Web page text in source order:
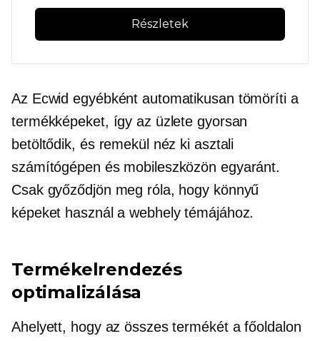
Részletek
Az Ecwid egyébként automatikusan tömöríti a
termékképeket, így az üzlete gyorsan
betöltődik, és remekül néz ki asztali
számítógépen és mobileszközön egyaránt.
Csak győződjön meg róla, hogy könnyű
képeket használ a webhely témájához.
Termékelrendezés
optimalizálása
Ahelyett, hogy az összes termékét a főoldalon